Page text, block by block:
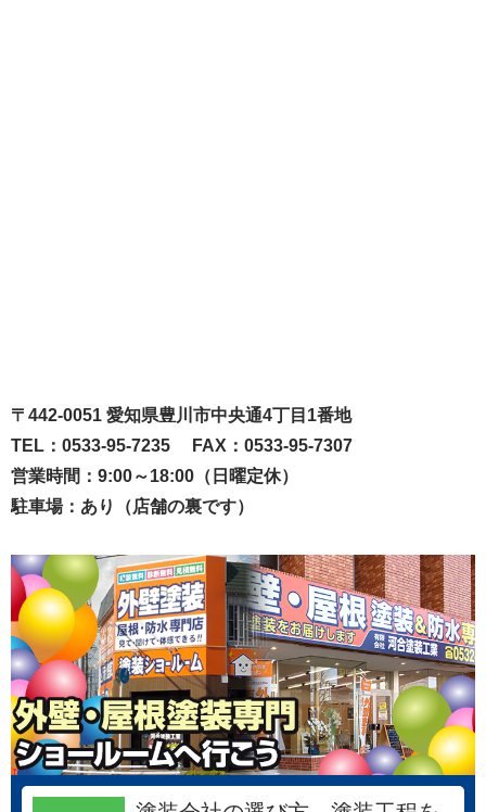
〒442-0051 愛知県豊川市中央通4丁目1番地
TEL：0533-95-7235 FAX：0533-95-7307
営業時間：9:00～18:00（日曜定休）
駐車場：あり（店舗の裏です）